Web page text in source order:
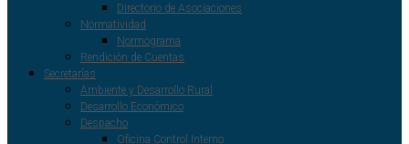
Directorio de Asociaciones
Normatividad
Normograma
Rendición de Cuentas
Secretarías
Ambiente y Desarrollo Rural
Desarrollo Económico
Despacho
Oficina Control Interno